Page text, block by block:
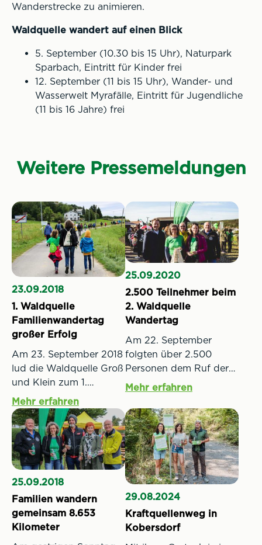
Wanderstrecke zu animieren.
Waldquelle wandert auf einen Blick
5. September (10.30 bis 15 Uhr), Naturpark
Sparbach, Eintritt für Kinder frei
12. September (11 bis 15 Uhr), Wander- und
Wasserwelt Myrafälle, Eintritt für Jugendliche
(11 bis 16 Jahre) frei
Weitere Pressemeldungen
23.09.2018
1. Waldquelle
Familienwandertag
großer Erfolg
Am 23. September 2018
lud die Waldquelle Groß
und Klein zum 1.
Familienwandertag in
ihre Heimat, den
Naturpark Landseer
Berge. Über 1.000
Teilnehmer folgten dem
Ruf und trafen am
Sonntagvormittag beim
ASKÖ Sportplatz
Kobersdorf ein. Hier
wurden alle Wanderer
Mehr erfahren
25.09.2020
2.500 Teilnehmer beim
2. Waldquelle
Wandertag
Am 22. September
folgten über 2.500
Personen dem Ruf der
Waldquelle nach
bei herbstlichem
Sonnenschein am 2.
Waldquelle
Familienwandertag teil.
Insgesamt wurden auf
den drei unterschiedlich
langen Wegen „Still“,
„Sanft“ und „Spritzig“
21.290 Kilometer
Mehr erfahren
25.09.2018
Familien wandern
gemeinsam 8.653
Kilometer
29.08.2024
Kraftquellenweg in
Kobersdorf